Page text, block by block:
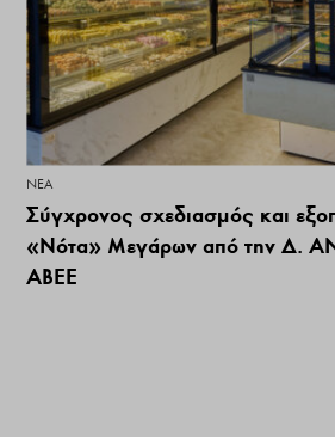
ΝΕΑ
Σύγχρονος σχεδιασμός και
«Νότα» Μεγάρων από την Δ.
ΑΒΕΕ